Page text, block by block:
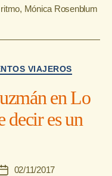
, Mónica Rosenblum
VIAJEROS
en Lo
decir es un
Fecha02/11/2017